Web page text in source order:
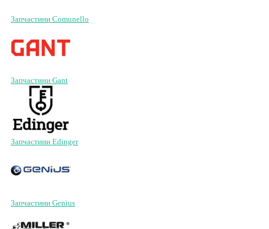
Запчастини Comunello
Запчастини Gant
Запчастини Edinger
Запчастини Genius